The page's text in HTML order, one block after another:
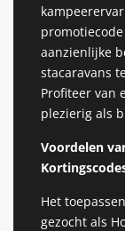
aanzienlijke
stacaravans
Profiteer van
plezierig als
Voordelen
Het
gezocht als